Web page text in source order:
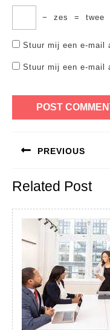
− zes = twee
Stuur mij een e-mail
Stuur mij een e-mail
navigatie
PREVIOUS
post:
Related Post